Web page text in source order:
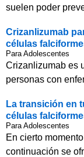
suelen poder
Crizanlizumab
células
Para Adolescentes
Crizanlizumab es
personas con
La transición en
células
Para Adolescentes
En cierto
continuación se